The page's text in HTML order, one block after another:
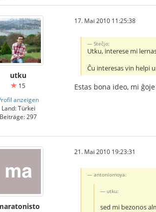
utku
15
anzeigen
Land: Türkei
Beiträge: 297
17. Mai 2010 11:25:38
Steĉjo:
Utku, interese mi
Ĉu interesas vin helpi
Estas bona ideo, mi
21. Mai 2010 19:23:31
antoniomoya:
utku:
sed mi bezonos